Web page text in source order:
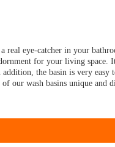
real eye-catcher in your
for your living space.
the basin is very easy
our wash basins unique and